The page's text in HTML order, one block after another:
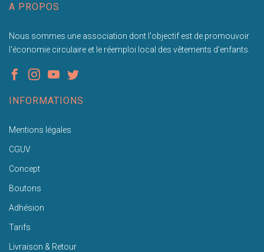
A PROPOS
Nous sommes une association dont l'objectif est de promouvoir
l'économie circulaire et le réemploi local des vêtements d'enfants.
INFORMATIONS
Mentions légales
CGUV
Concept
Boutons
Adhésion
Tarifs
Livraison & Retour